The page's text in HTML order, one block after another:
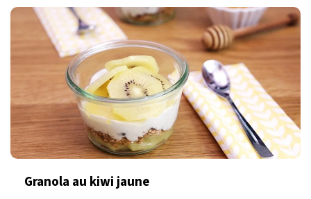
Granola au kiwi jaune